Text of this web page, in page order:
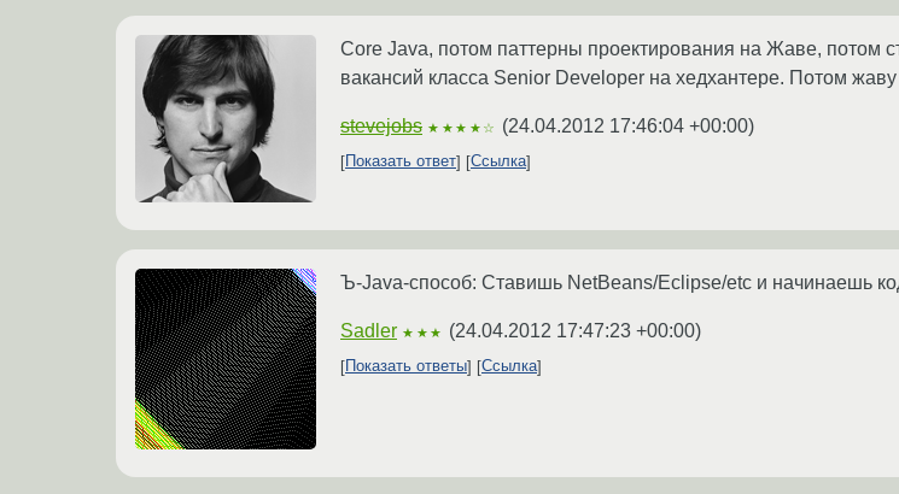
Core Java, потом паттерны проектирования на Жаве, потом
вакансий класса Senior Developer на хедхантере. Потом
stevejobs ★★★★☆ (24.04.2012 17:46:04 +00:00)
Показать ответ Ссылка
Ъ-Java-способ: Ставишь NetBeans/Eclipse/etc и начинаешь
Sadler ★★★ (24.04.2012 17:47:23 +00:00)
Показать ответы Ссылка